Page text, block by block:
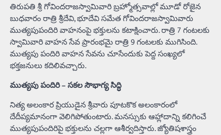
తిరుపతి శ్రీ గోవిందరాజస్వామివారి బ్రహ్మోత్సవాల్లో మూడో రోజైన
బుధవారం రాత్రి శ్రీ‌దేవి, భూదేవి స‌మేత గోవిందరాజస్వామివారు
ముత్య‌పుపందిరి వాహనంపై భక్తులను కటాక్షించారు. రాత్రి 7 గంటలకు
స్వామివారి వాహన సేవ ప్రారంభమై రాత్రి 9 గంటలకు ముగిసింది.
ముత్యపు పందిరి వాహన సేవను చూసేందుకు పెద్ద సంఖ్యలో
భక్తజనులు కదిలివచ్చారు.
ముత్య‌పు పందిరి – స‌క‌ల సౌభాగ్య సిద్ధి
నిత్య అలంకార ప్రియుడైన శ్రీవారు పూటకొక అలంకారంలో
దేదీప్యమానంగా వెలిగిపోతుంటారు. మనస్సుకు ఆహ్లాదాన్ని కలిగించే
ముత్యపుపందిరిపై భక్తులను చల్లగా ఆశీర్వదిస్తారు. జ్యోతిషశాస్త్రం